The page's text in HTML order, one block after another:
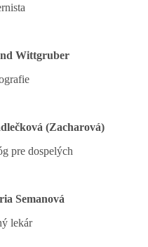
Wittgruber
(Zacharová)
pre dospelých
Semanová
lekár